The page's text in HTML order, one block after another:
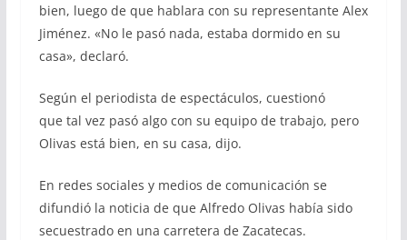
bien, luego de que hablara con su representante Alex
Jiménez. «No le pasó nada, estaba dormido en su
casa», declaró.
Según el periodista de espectáculos, cuestionó
que tal vez pasó algo con su equipo de trabajo, pero
Olivas está bien, en su casa, dijo.
En redes sociales y medios de comunicación se
difundió la noticia de que Alfredo Olivas había sido
secuestrado en una carretera de Zacatecas.